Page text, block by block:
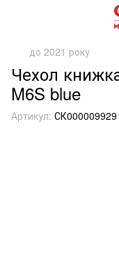
до 2021 року
Чехол
M6S blue
Артикул: СК000009929